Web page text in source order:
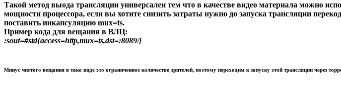
Такой метод выода трансляции универсален тем что в качестве видео материала можно
мощности процессора, если вы хотите снизить затраты нужно до запуска трансляции
поставить инкапсуляцию mux=ts.
Пример кода для вещания в ВЛЦ:
:sout=#std{access=http,mux=ts,dst=:8089/}
Минус чистого вещания в тако виде это ограниченное количество зрителей, поэтому переходим к запуску этой трансляции через